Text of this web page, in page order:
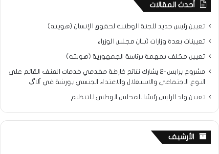
أحدث المقالات
تعيين رئيس جديد للجنة الوطنية لحقوق الإنسان (هويته)
تعيينات بعدة وزارات (بيان مجلس الوزراء
تعيين مكلف بمهمة برئاسة الجمهورية (هويته)
مشروع برابس-2 يشارك نتائح خارطة مقدمي خدمات العنف القائم على
النوع الاجتماعي والاستغلال والاعتداء الجنسي بورشة في ألاگ
تعيين ولد الرايس رئيسًا للمجلس الوطني للتنظيم
الأرشيف